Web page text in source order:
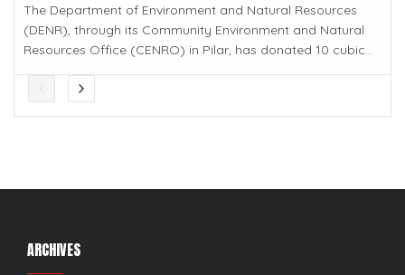
The Department of Environment and Natural Resources
(DENR), through its Community Environment and Natural
Resources Office (CENRO) in Pilar, has donated 10 cubic...
ARCHIVES